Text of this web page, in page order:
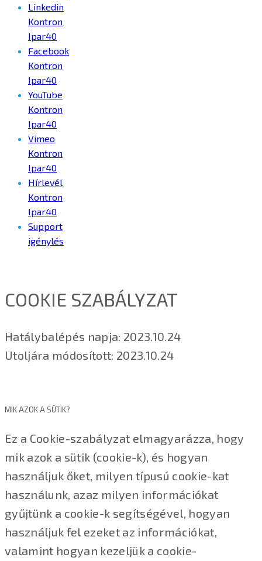
Linkedin
Kontron
Ipar40
Facebook
Kontron
Ipar40
YouTube
Kontron
Ipar40
Vimeo
Kontron
Ipar40
Hírlevél
Kontron
Ipar40
Support
igénylés
COOKIE SZABÁLYZAT
Hatálybalépés napja: 2023.10.24
Utoljára módosított: 2023.10.24
MIK AZOK A SÜTIK?
Ez a Cookie-szabályzat elmagyarázza, hogy
mik azok a sütik (cookie-k), és hogyan
használjuk őket, milyen típusú cookie-kat
használunk, azaz milyen információkat
gyűjtünk a cookie-k segítségével, hogyan
használjuk fel ezeket az információkat,
valamint hogyan kezeljük a cookie-